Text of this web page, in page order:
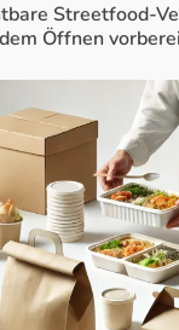
Streetfood-
Öffnen